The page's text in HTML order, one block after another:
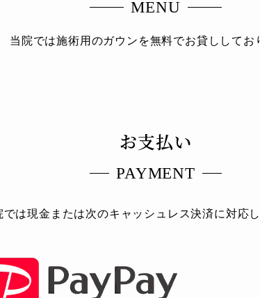
MENU
当院では施術用のガウンを無料でお貸ししてお
お支払い
PAYMENT
では現金または次のキャッシュレス決済に対応し